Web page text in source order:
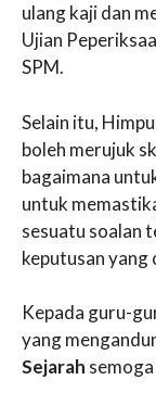
ulang kaji dan
Ujian
SPM.
Selain itu,
boleh merujuk
bagaimana
untuk
sesuatu soalan
keputusan yang
Kepada guru-
yang
Sejarah